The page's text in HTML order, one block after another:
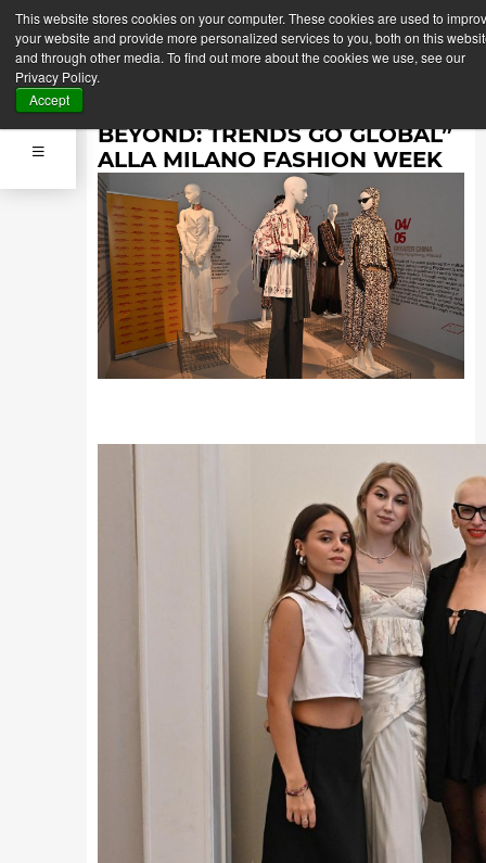
This website stores cookies on your computer. These cookies are used to
your website and provide more personalized services to you, both on this
and through other media. To find out more about the cookies we use, see our
Privacy Policy.
Accept
Indietro Prossima News
News 11 Settembre 2025
MFI E DHL EXPRESS
BEYOND: TRENDS GO GLOBAL”
ALLA MILANO FASHION WEEK